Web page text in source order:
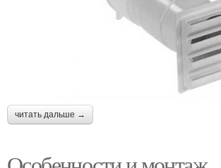
читать дальше →